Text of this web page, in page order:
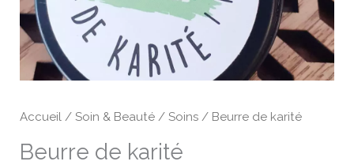
Accueil /Soin & Beauté /Soins / Beurre de karité
Beurre de karité